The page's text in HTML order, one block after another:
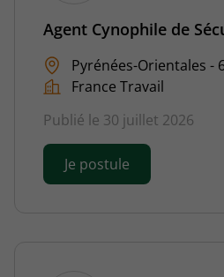
Agent Cynophile de
Pyrénées-Orientales -
France Travail
Publié le 30 juillet 2026
Je postule